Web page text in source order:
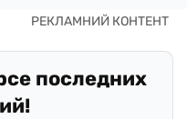
последних